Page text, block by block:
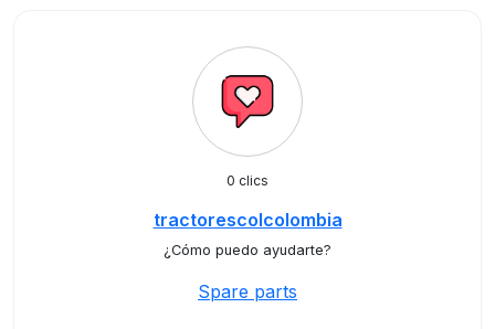
0 clics
tractorescolcolombia
¿Cómo puedo ayudarte?
Spare parts